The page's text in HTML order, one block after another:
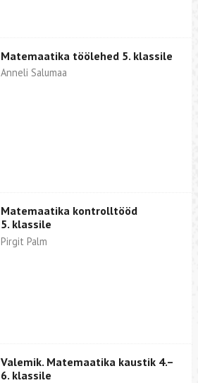
Matemaatika töölehed 5. klassile
Anneli Salumaa
Matemaatika kontrolltööd
5. klassile
Pirgit Palm
Valemik. Matemaatika kaustik 4.–
6. klassile